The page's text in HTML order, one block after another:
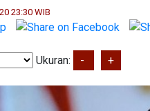
23:30 WIB
Ukuran: - +